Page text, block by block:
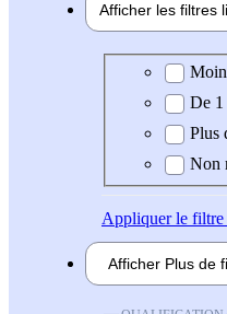
Afficher les filtres
Expérience
De 1
Plus
Non
Appliquerle filtre
Afficher Plus de